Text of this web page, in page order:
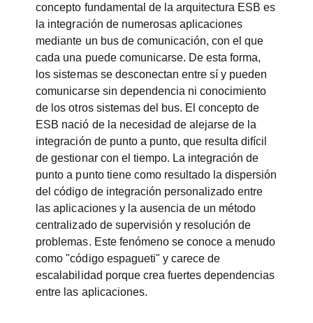
concepto fundamental de la arquitectura ESB es
la integración de numerosas aplicaciones
mediante un bus de comunicación, con el que
cada una puede comunicarse. De esta forma,
los sistemas se desconectan entre sí y pueden
comunicarse sin dependencia ni conocimiento
de los otros sistemas del bus. El concepto de
ESB nació de la necesidad de alejarse de la
integración de punto a punto, que resulta difícil
de gestionar con el tiempo. La integración de
punto a punto tiene como resultado la dispersión
del código de integración personalizado entre
las aplicaciones y la ausencia de un método
centralizado de supervisión y resolución de
problemas. Este fenómeno se conoce a menudo
como "código espagueti" y carece de
escalabilidad porque crea fuertes dependencias
entre las aplicaciones.